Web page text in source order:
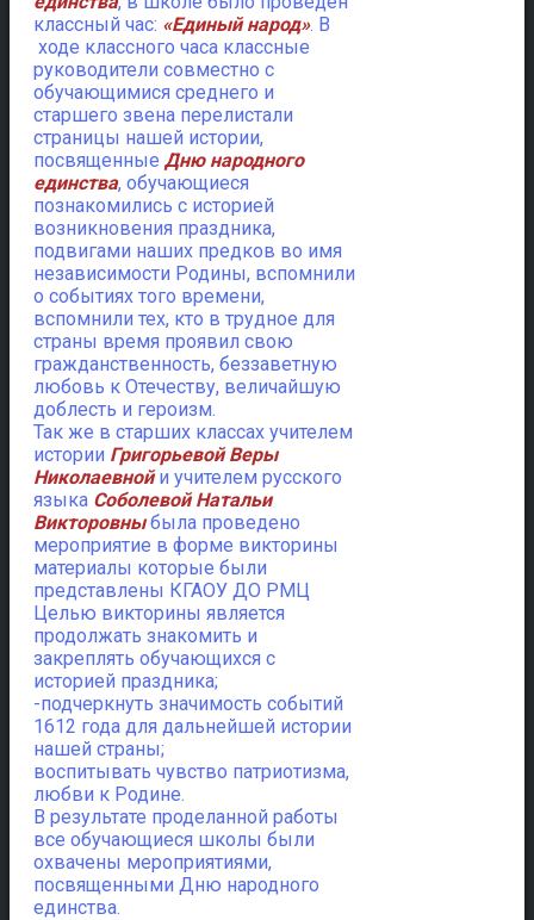
классный час: «Единый народ». В
ходе классного часа классные
руководители совместно с
обучающимися среднего и
старшего звена перелистали
страницы нашей истории,
посвященные Дню народного
единства, обучающиеся
познакомились с историей
возникновения праздника,
подвигами наших предков во имя
независимости Родины, вспомнили
о событиях того времени,
вспомнили тех, кто в трудное для
страны время проявил свою
гражданственность, беззаветную
любовь к Отечеству, величайшую
доблесть и героизм.
Так же в старших классах учителем
истории Григорьевой Веры
Николаевнойи учителем русского
языка Соболевой Натальи
Викторовныбыла проведено
мероприятие в форме викторины
материалы которые были
представлены КГАОУ ДО РМЦ
Целью викторины является
продолжать знакомить и
закреплять обучающихся с
историей праздника;
-подчеркнуть значимость событий
1612 года для дальнейшей истории
нашей страны;
воспитывать чувство патриотизма,
любви к Родине.
В результате проделанной работы
все обучающиеся школы были
охвачены мероприятиями,
посвященными Дню народного
единства.